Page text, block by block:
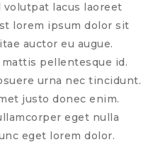
lacus laoreet
lorem ipsum dolor sit
auctor eu augue.
pellentesque id.
urna nec tincidunt.
justo donec enim.
eget nulla
eget lorem dolor.